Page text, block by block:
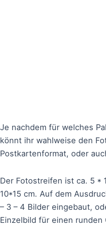
Je nachdem für welches
könnt ihr wahlweise den
Postkartenformat, oder
Der Fotostreifen ist ca. 5 *
10*15 cm. Auf dem
– 3 – 4 Bilder eingebaut,
Einzelbild für einen runden